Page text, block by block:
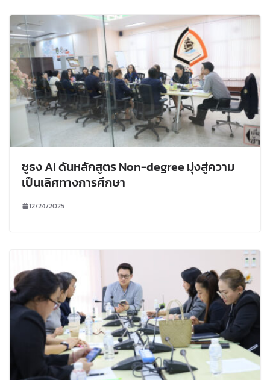
ชูธง AI ดันหลักสูตร Non-degree มุ่งสู่ความ
เป็นเลิศทางการศึกษา
12/24/2025